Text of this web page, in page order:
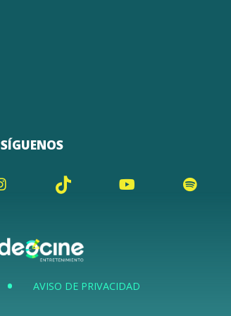
SÍGUENOS
AVISO DE PRIVACIDAD